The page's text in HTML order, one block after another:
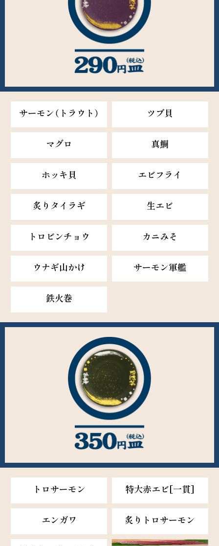
サーモン（トラウト） ツブ貝
マグロ 真鯛
ホッキ貝 エビフライ
炙りタイラギ 生エビ
トロビンチョウ カニみそ
ウナギ山かけ サーモン軍艦
鉄火巻
トロサーモン 特大赤エビ[一貫]
エンガワ 炙りトロサーモン